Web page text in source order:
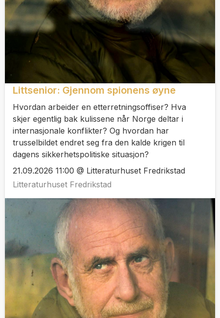
Littsenior: Gjennom spionens øyne
Hvordan arbeider en etterretningsoffiser? Hva
skjer egentlig bak kulissene når Norge deltar i
internasjonale konflikter? Og hvordan har
trusselbildet endret seg fra den kalde krigen til
dagens sikkerhetspolitiske situasjon?
21.09.2026 11:00 @ Litteraturhuset Fredrikstad
Litteraturhuset Fredrikstad